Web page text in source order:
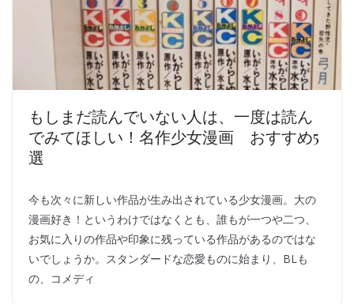
もしまだ読んでいない人は、一度は読ん
でみてほしい！名作少女漫画 おすすめ5
選
今も次々に新しい作品が生み出されている少女漫画。大の
漫画好き！というわけではなくとも、誰もが一つや二つ、
お気に入りの作品や印象に残っている作品があるのではな
いでしょうか。スタンダードな恋愛ものに始まり、BLも
の、コメディ